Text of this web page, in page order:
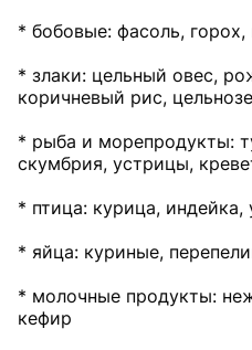
* бобовые: фасоль, горох,
* злаки: цельный овес,
коричневый рис,
* рыба и морепродукты:
скумбрия, устрицы,
* птица: курица, индейка,
* яйца: куриные,
* молочные продукты:
кефир